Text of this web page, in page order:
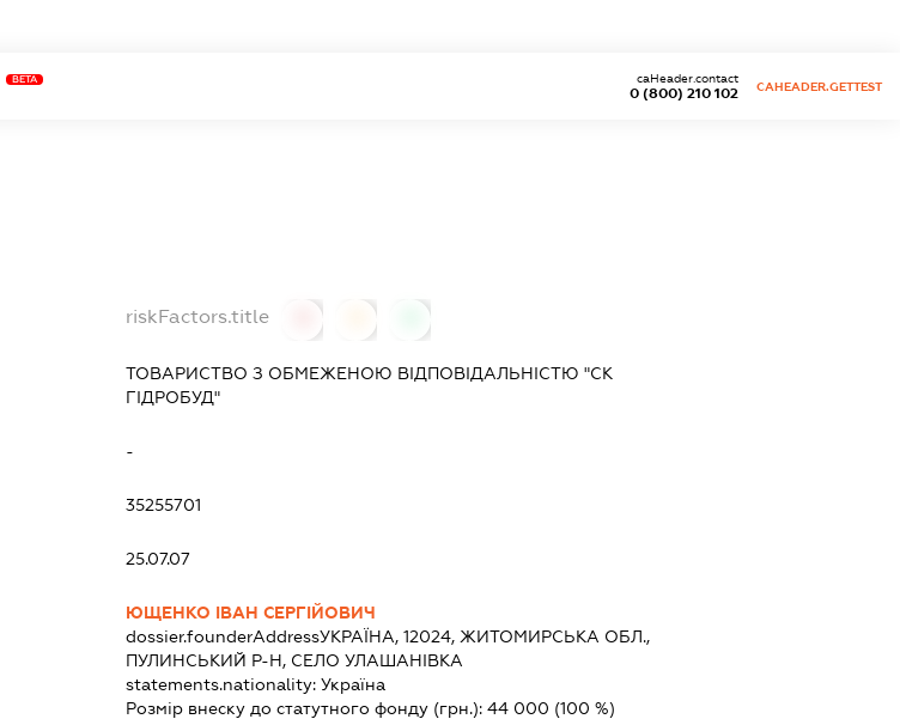
BETA
0 (800) 210 102
caHeader.contact
CAHEADER.GETTEST
riskFactors.title
ТОВАРИСТВО З ОБМЕЖЕНОЮ ВІДПОВІДАЛЬНІСТЮ "СК
ГІДРОБУД"
-
35255701
25.07.07
ЮЩЕНКО ІВАН СЕРГІЙОВИЧ
dossier.founderAddressУКРАЇНА, 12024, ЖИТОМИРСЬКА ОБЛ.,
ПУЛИНСЬКИЙ Р-Н, СЕЛО УЛАШАНІВКА
statements.nationality:Україна
Розмір внеску до статутного фонду (грн.):44 000 (100 %)